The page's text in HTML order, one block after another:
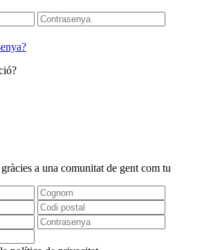
gràcies a una comunitat de gent com tu